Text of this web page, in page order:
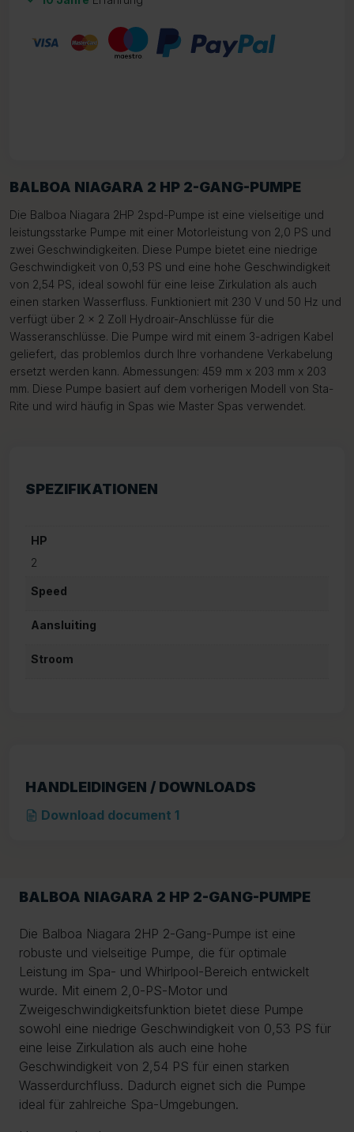
BALBOA NIAGARA 2 HP 2-GANG-PUMPE
Die Balboa Niagara 2HP 2spd-Pumpe ist eine vielseitige und
leistungsstarke Pumpe mit einer Motorleistung von 2,0 PS und
zwei Geschwindigkeiten. Diese Pumpe bietet eine niedrige
Geschwindigkeit von 0,53 PS und eine hohe Geschwindigkeit
von 2,54 PS, ideal sowohl für eine leise Zirkulation als auch
einen starken Wasserfluss. Funktioniert mit 230 V und 50 Hz und
verfügt über 2 x 2 Zoll Hydroair-Anschlüsse für die
Wasseranschlüsse. Die Pumpe wird mit einem 3-adrigen Kabel
geliefert, das problemlos durch Ihre vorhandene Verkabelung
ersetzt werden kann. Abmessungen: 459 mm x 203 mm x 203
mm. Diese Pumpe basiert auf dem vorherigen Modell von Sta-
Rite und wird häufig in Spas wie Master Spas verwendet.
SPEZIFIKATIONEN
HP
2
Speed
Aansluiting
Stroom
HANDLEIDINGEN / DOWNLOADS
Download document 1
BALBOA NIAGARA 2 HP 2-GANG-PUMPE
Die Balboa Niagara 2HP 2-Gang-Pumpe ist eine
robuste und vielseitige Pumpe, die für optimale
Leistung im Spa- und Whirlpool-Bereich entwickelt
wurde. Mit einem 2,0-PS-Motor und
Zweigeschwindigkeitsfunktion bietet diese Pumpe
sowohl eine niedrige Geschwindigkeit von 0,53 PS für
eine leise Zirkulation als auch eine hohe
Geschwindigkeit von 2,54 PS für einen starken
Wasserdurchfluss. Dadurch eignet sich die Pumpe
ideal für zahlreiche Spa-Umgebungen.